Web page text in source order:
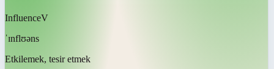
InfluenceV
ˈɪnflʊəns
Etkilemek, tesir etmek